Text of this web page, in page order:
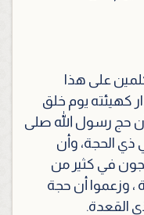
على هذا
كهيئته يوم خلق
أن حج رسول الله صلى
ذي الحجة، وأن
في كثير من
، وزعموا أن حجة
القعدة.